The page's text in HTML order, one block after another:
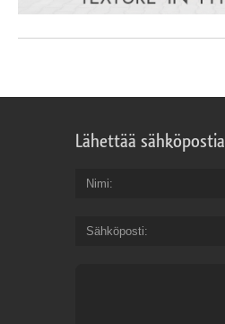
Lähettää sähköpostia
Nimi
Sähköposti